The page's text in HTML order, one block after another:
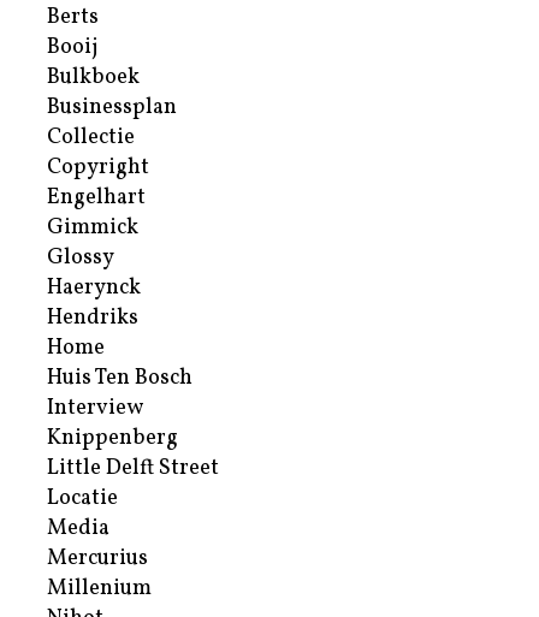
Berts
Booij
Bulkboek
Businessplan
Collectie
Copyright
Engelhart
Gimmick
Glossy
Haerynck
Hendriks
Home
Huis Ten Bosch
Interview
Knippenberg
Little Delft Street
Locatie
Media
Mercurius
Millenium